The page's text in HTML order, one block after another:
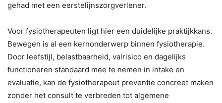
gehad met een eerstelijnszorgverlener.
Voor fysiotherapeuten ligt hier een duidelijke praktijkkans.
Bewegen is al een kernonderwerp binnen fysiotherapie.
Door leefstijl, belastbaarheid, valrisico en dagelijks
functioneren standaard mee te nemen in intake en
evaluatie, kan de fysiotherapeut preventie concreet maken
zonder het consult te verbreden tot algemene